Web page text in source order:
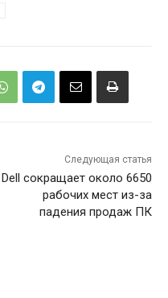
Следующая статья
Dell сокращает около 6650
рабочих мест из-за
падения продаж ПК